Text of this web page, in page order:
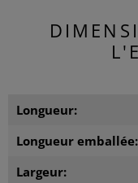
Longueur:
Longueur emballée:
Largeur: